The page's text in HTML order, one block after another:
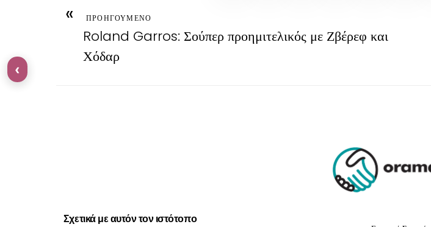
« ΠΡΟΗΓΟΥΜΕΝΟ
Roland Garros: Σούπερ προημιτελικός με Ζβέρεφ και
Χόδαρ
Σχετικά με αυτόν τον ιστότοπο
‹